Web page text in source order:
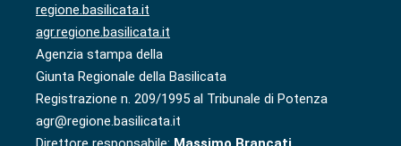
regione.basilicata.it
agr.regione.basilicata.it
Agenzia stampa della
Giunta Regionale della Basilicata
Registrazione n. 209/1995 al Tribunale di Potenza
agr@regione.basilicata.it